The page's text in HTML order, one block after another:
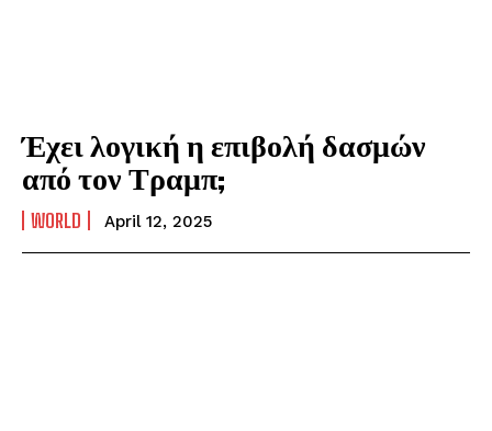
Έχει λογική η επιβολή δασμών
από τον Τραμπ;
WORLD April 12, 2025